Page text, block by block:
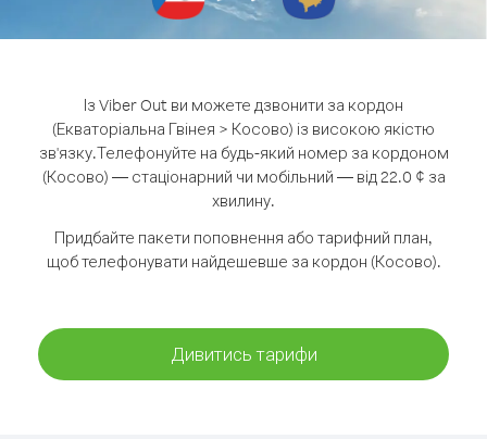
Із Viber Out ви можете дзвонити за кордон
(Екваторіальна Гвінея > Косово) із високою якістю
зв'язку.Телефонуйте на будь-який номер за кордоном
(Косово) — стаціонарний чи мобільний — від 22.0 ¢ за
хвилину.
Придбайте пакети поповнення або тарифний план,
щоб телефонувати найдешевше за кордон (Косово).
Дивитись тарифи